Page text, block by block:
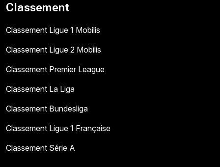
Classement
Classement Ligue 1 Mobilis
Classement Ligue 2 Mobilis
Classement Premier League
Classement La Liga
Classement Bundesliga
Classement Ligue 1 Française
Classement Série A